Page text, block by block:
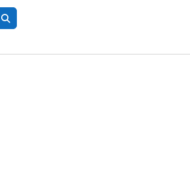
Pesquisar disciplinas
Pesquisar disciplinas